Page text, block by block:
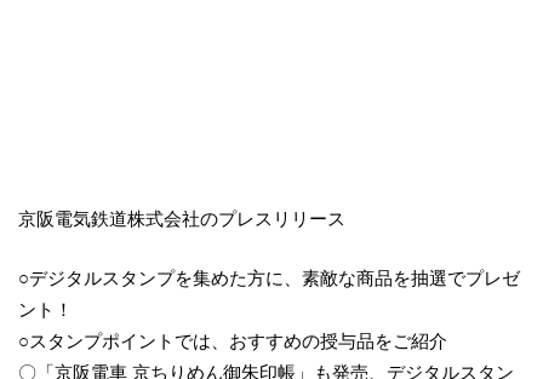
京阪電気鉄道株式会社のプレスリリース
○デジタルスタンプを集めた方に、素敵な商品を抽選でプレゼ
ント！
○スタンプポイントでは、おすすめの授与品をご紹介
〇「京阪電車 京ちりめん御朱印帳」も発売、デジタルスタン